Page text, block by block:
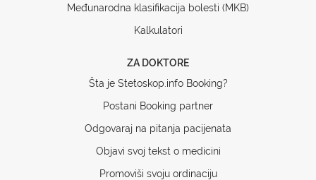
Međunarodna klasifikacija bolesti (MKB)
Kalkulatori
ZA DOKTORE
Šta je Stetoskop.info Booking?
Postani Booking partner
Odgovaraj na pitanja pacijenata
Objavi svoj tekst o medicini
Promoviši svoju ordinaciju